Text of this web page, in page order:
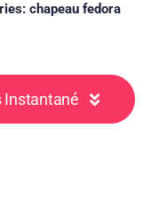
chapeau fedora
Instantané